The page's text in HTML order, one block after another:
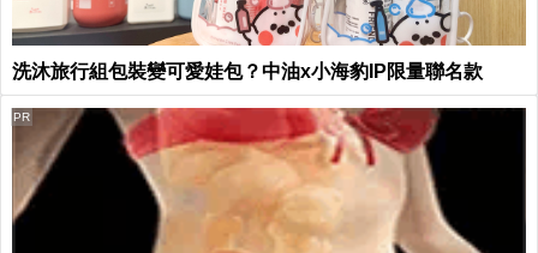
洗沐旅行組包裝變可愛娃包？中油x小海豹IP限量聯名款
PR